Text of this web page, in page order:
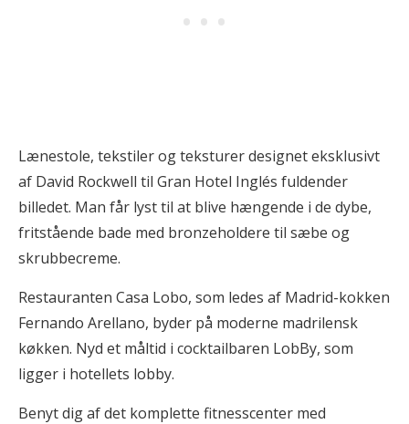
Lænestole, tekstiler og teksturer designet eksklusivt
af David Rockwell til Gran Hotel Inglés fuldender
billedet. Man får lyst til at blive hængende i de dybe,
fritstående bade med bronzeholdere til sæbe og
skrubbecreme.
Restauranten Casa Lobo, som ledes af Madrid-kokken
Fernando Arellano, byder på moderne madrilensk
køkken. Nyd et måltid i cocktailbaren LobBy, som
ligger i hotellets lobby.
Benyt dig af det komplette fitnesscenter med